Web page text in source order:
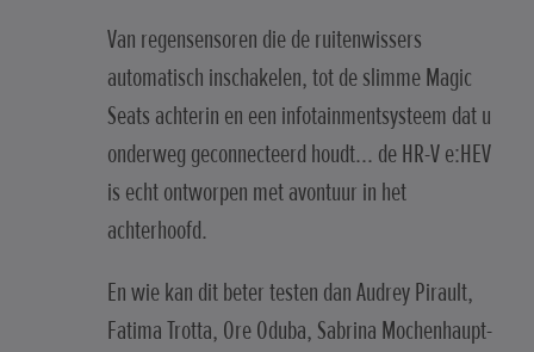
Van regensensoren die de ruitenwissers
automatisch inschakelen, tot de slimme Magic
Seats achterin en een infotainmentsysteem dat u
onderweg geconnecteerd houdt... de HR-V e:HEV
is echt ontworpen met avontuur in het
achterhoofd.
En wie kan dit beter testen dan Audrey Pirault,
Fatima Trotta, Ore Oduba, Sabrina Mochenhaupt-